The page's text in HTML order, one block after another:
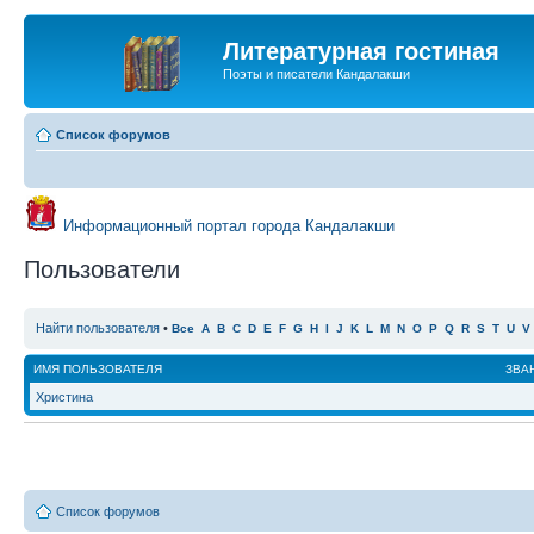
Литературная гостиная
Поэты и писатели Кандалакши
Список форумов
Информационный портал города Кандалакши
Пользователи
Найти пользователя • Все A B C D E F G H I J K L M N O P Q R S T U V
ИМЯ ПОЛЬЗОВАТЕЛЯ
Христина
Список форумов